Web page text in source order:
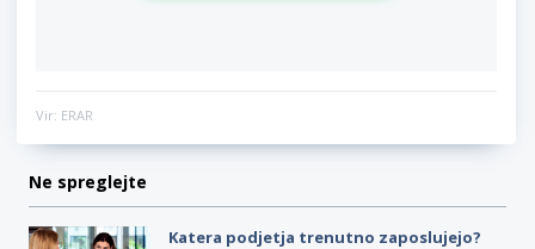
Vir: ERAR
Ne spreglejte
Katera podjetja trenutno zaposlujejo?